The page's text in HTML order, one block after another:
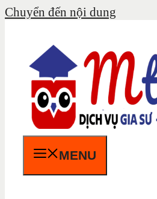
Chuyển đến nội dung
MENU